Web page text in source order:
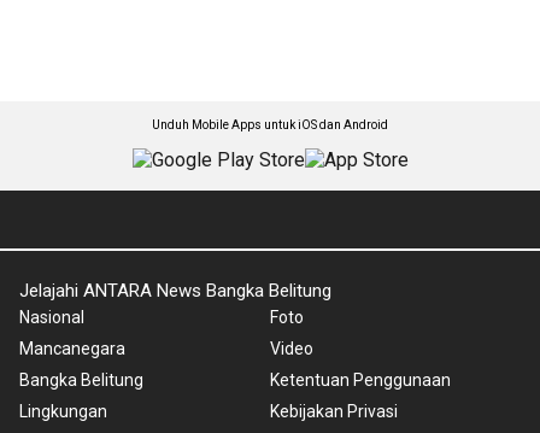
Unduh Mobile Apps untuk iOS dan Android
Jelajahi ANTARA News Bangka Belitung
Nasional
Mancanegara
Bangka Belitung
Lingkungan
Foto
Video
Ketentuan Penggunaan
Kebijakan Privasi